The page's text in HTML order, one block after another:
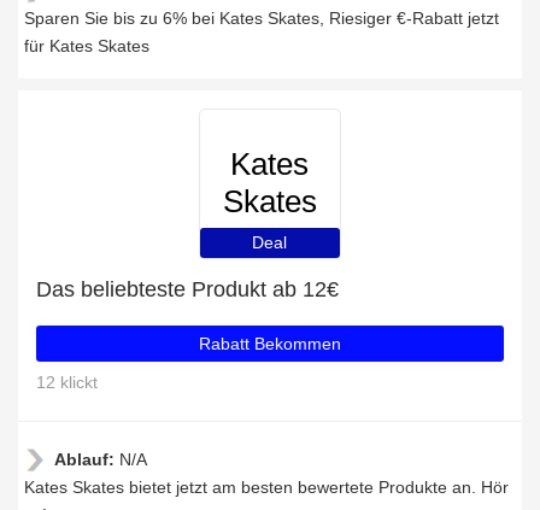
Sparen Sie bis zu 6% bei Kates Skates, Riesiger €-Rabatt jetzt
für Kates Skates
Kates
Skates
Deal
Das beliebteste Produkt ab 12€
Rabatt Bekommen
12 klickt
Ablauf: N/A
Kates Skates bietet jetzt am besten bewertete Produkte an. Hör